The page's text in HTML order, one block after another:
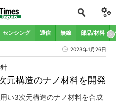
センシング 通信 無線 部品/材料
2023年1月26日
元構造のナノ材料を開発
い3次元構造のナノ材料を合成